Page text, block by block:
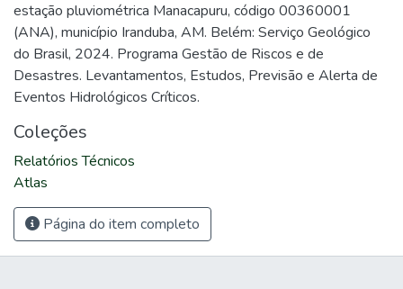
estação pluviométrica Manacapuru, código 00360001
(ANA), município Iranduba, AM. Belém: Serviço Geológico
do Brasil, 2024. Programa Gestão de Riscos e de
Desastres. Levantamentos, Estudos, Previsão e Alerta de
Eventos Hidrológicos Críticos.
Coleções
Relatórios Técnicos
Atlas
Página do item completo